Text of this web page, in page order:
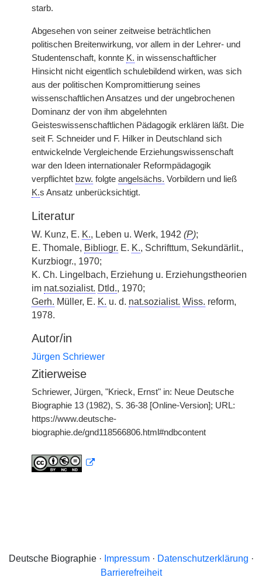
starb.
Abgesehen von seiner zeitweise beträchtlichen
politischen Breitenwirkung, vor allem in der Lehrer- und
Studentenschaft, konnte K. in wissenschaftlicher
Hinsicht nicht eigentlich schulebildend wirken, was sich
aus der politischen Kompromittierung seines
wissenschaftlichen Ansatzes und der ungebrochenen
Dominanz der von ihm abgelehnten
Geisteswissenschaftlichen Pädagogik erklären läßt. Die
seit F. Schneider und F. Hilker in Deutschland sich
entwickelnde Vergleichende Erziehungswissenschaft
war den Ideen internationaler Reformpädagogik
verpflichtet bzw. folgte angelsächs. Vorbildern und ließ
K.s Ansatz unberücksichtigt.
Literatur
W. Kunz, E. K., Leben u. Werk, 1942 (P);
E. Thomale, Bibliogr. E. K., Schrifttum, Sekundärlit.,
Kurzbiogr., 1970;
K. Ch. Lingelbach, Erziehung u. Erziehungstheorien
im nat.sozialist. Dtld., 1970;
Gerh. Müller, E. K. u. d. nat.sozialist. Wiss. reform,
1978.
Autor/in
Jürgen Schriewer
Zitierweise
Schriewer, Jürgen, "Krieck, Ernst" in: Neue Deutsche
Biographie 13 (1982), S. 36-38 [Online-Version]; URL:
https://www.deutsche-
biographie.de/gnd118566806.html#ndbcontent
Deutsche Biographie · Impressum· Datenschutzerklärung ·
Barrierefreiheit